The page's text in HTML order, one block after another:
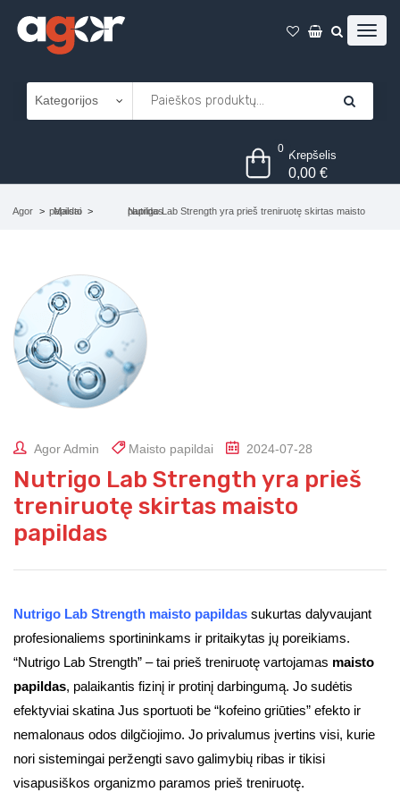
0 Krepšelis
0,00€
Agor Maisto papildai Nutrigo Lab Strength yra prieš treniruotę skirtas maisto papildas
Agor Admin Maisto papildai 2024-07-28
Nutrigo Lab Strength yra prieš
treniruotę skirtas maisto
papildas
Nutrigo Lab Strength maisto papildas sukurtas dalyvaujant
profesionaliems sportininkams ir pritaikytas jų poreikiams.
“Nutrigo Lab Strength” – tai prieš treniruotę vartojamas maisto
papildas, palaikantis fizinį ir protinį darbingumą. Jo sudėtis
efektyviai skatina Jus sportuoti be “kofeino griūties” efekto ir
nemalonaus odos dilgčiojimo. Jo privalumus įvertins visi, kurie
nori sistemingai peržengti savo galimybių ribas ir tikisi
visapusiškos organizmo paramos prieš treniruotę.